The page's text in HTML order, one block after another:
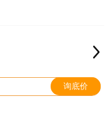
询底价